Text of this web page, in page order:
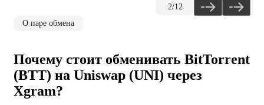
2/12
О паре обмена
Почему стоит обменивать BitTorrent
(BTT) на Uniswap (UNI) через
Xgram?